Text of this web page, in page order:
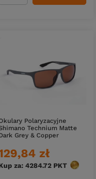
Polaryzacyjne
Technium Matte
Grey & Copper
zł
za: 4284.72 PKT